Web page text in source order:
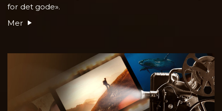
for det gode».
Mer